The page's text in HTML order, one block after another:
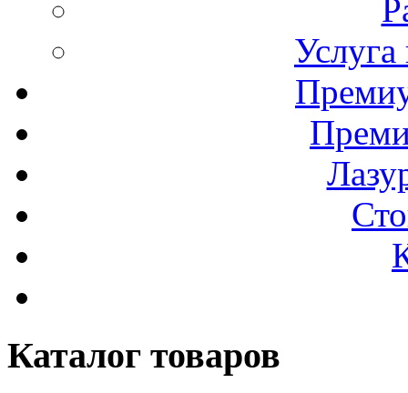
Услуга
Каталог товаров